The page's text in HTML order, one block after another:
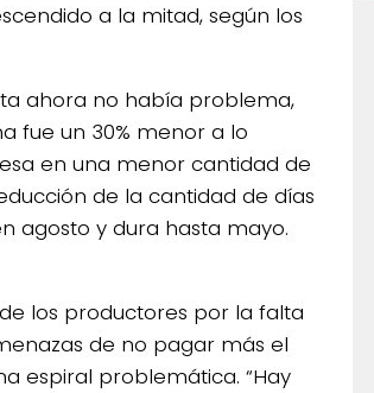
a la mitad, según los
ahora no había problema,
fue un 30% menor a lo
en una menor cantidad de
de la cantidad de días
agosto y dura hasta mayo.
los productores por la falta
de no pagar más el
espiral problemática. “Hay